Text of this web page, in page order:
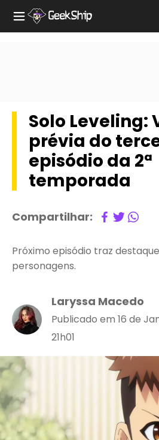
Solo Leveling:
prévia do
episódio da 2ª
temporada
Compartilhar:
Próximo episódio traz
personagens.
Laryssa Macedo
Publicado em 16 de
21h01